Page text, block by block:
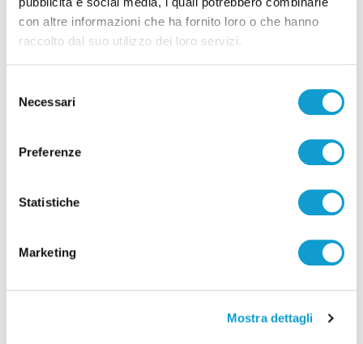
con altre informazioni che ha fornito loro o che hanno
raccolto dal suo utilizzo dei loro servizi.
delNecessari
Preferenze
Statistiche
Marketing
Mostra dettagli
Coppa Italia Serie C - Biglietti ancora bloccati
per il derby tra Pescara e Samb: decide il